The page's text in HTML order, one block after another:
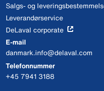
Salgs- og
Leverandørservice
DeLaval corporate
E-mail
danmark.info@delaval.com
Telefonnummer
+45 7941 3188